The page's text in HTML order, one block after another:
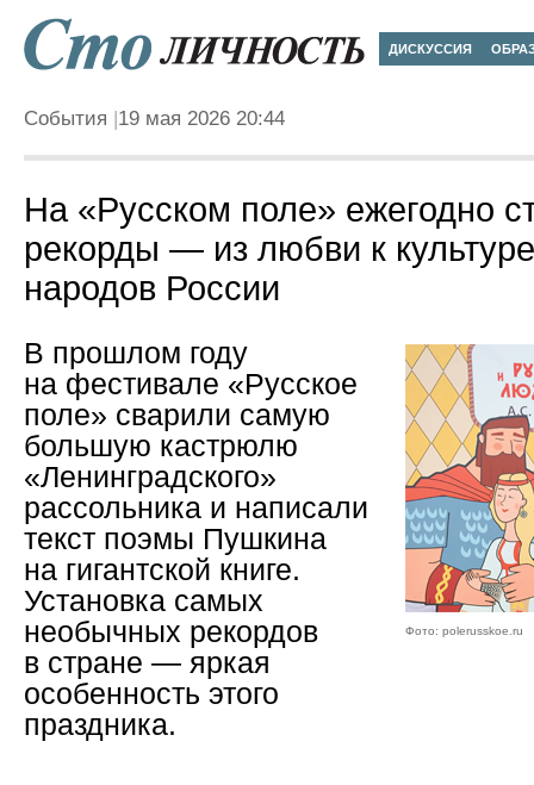
ДИСКУССИЯ
События 19 мая 2026 20:44
На «Русском поле» ежегодно
рекорды — из любви к
народов России
Фото: polerusskoe.ru
В прошлом году
на фестивале «Русское
поле» сварили самую
большую кастрюлю
«Ленинградского»
рассольника и написали
текст поэмы Пушкина
на гигантской книге.
Установка самых
необычных рекордов
в стране — яркая
особенность этого
праздника.